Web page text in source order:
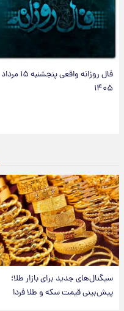
فال روزانه واقعی پنجشنبه ۱۵ مرداد
۱۴۰۵
سیگنال‌های جدید برای بازار طلا؛
پیش‌بینی قیمت سکه و طلا فردا